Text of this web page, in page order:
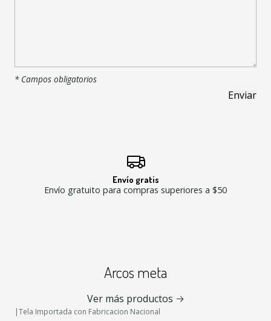
* Campos obligatorios
Envío gratis
Envío gratuito para compras superiores a $50
Arcos meta
Ver más productos
|Tela Importada con Fabricacion Nacional